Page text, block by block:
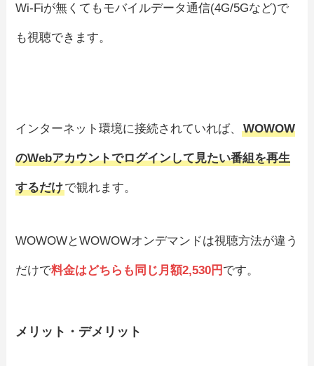
Wi-Fiが無くてもモバイルデータ通信(4G/5Gなど)で
も視聴できます。
インターネット環境に接続されていれば、WOWOW
のWebアカウントでログインして見たい番組を再生
するだけで観れます。
WOWOWとWOWOWオンデマンドは視聴方法が違う
だけで料金はどちらも同じ月額2,530円 です。
メリット・デメリット